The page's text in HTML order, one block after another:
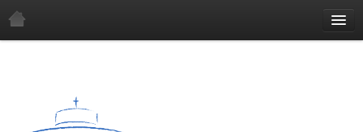
Orario Sante Messe
Gli incontri in parrocchia